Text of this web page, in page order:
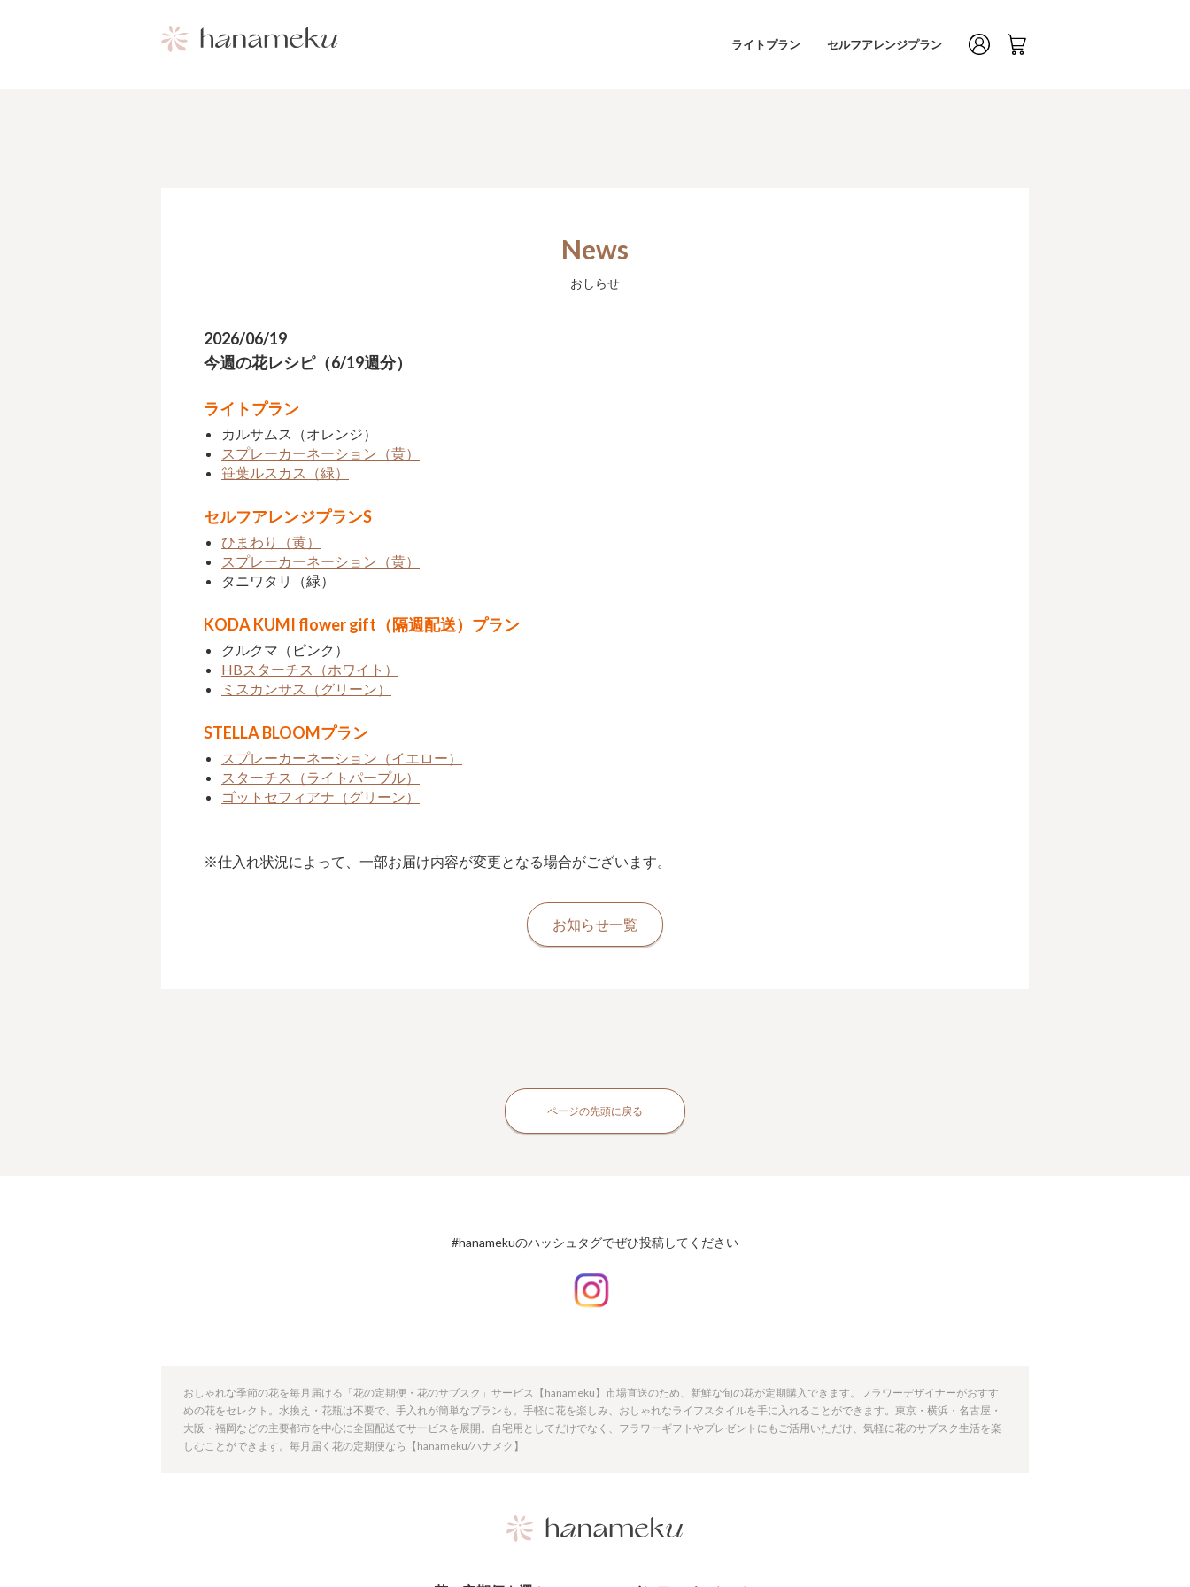
ライトプラン セルフアレンジプラン
News
おしらせ
2026/06/19
今週の花レシピ（6/19週分）
ライトプラン
カルサムス（オレンジ）
スプレーカーネーション（黄）
笹葉ルスカス（緑）
セルフアレンジプランS
ひまわり（黄）
スプレーカーネーション（黄）
タニワタリ（緑）
KODA KUMI flower gift（隔週配送）プラン
クルクマ（ピンク）
HBスターチス（ホワイト）
ミスカンサス（グリーン）
STELLA BLOOMプラン
スプレーカーネーション（イエロー）
スターチス（ライトパープル）
ゴットセフィアナ（グリーン）
※仕入れ状況によって、一部お届け内容が変更となる場合がございます。
お知らせ一覧
ページの先頭に戻る
#hanamekuのハッシュタグでぜひ投稿してください
おしゃれな季節の花を毎月届ける「花の定期便・花のサブスク」サービス【hanameku】市場直送のため、新鮮な旬の花が定期購入できます。フラワーデザイナーがおすす
めの花をセレクト。水換え・花瓶は不要で、手入れが簡単なプランも。手軽に花を楽しみ、おしゃれなライフスタイルを手に入れることができます。東京・横浜・名古屋・
大阪・福岡などの主要都市を中心に全国配送でサービスを展開。自宅用としてだけでなく、フラワーギフトやプレゼントにもご活用いただけ、気軽に花のサブスク生活を楽
しむことができます。毎月届く花の定期便なら【hanameku/ハナメク】